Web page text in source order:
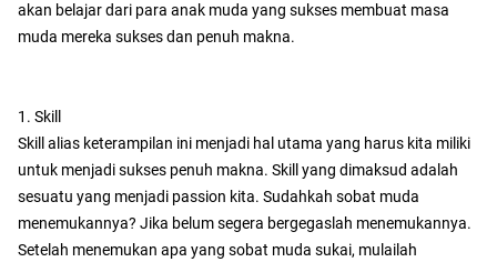
akan belajar dari para anak muda yang sukses membuat masa
muda mereka sukses dan penuh makna.
1. Skill
Skill alias keterampilan ini menjadi hal utama yang harus kita miliki
untuk menjadi sukses penuh makna. Skill yang dimaksud adalah
sesuatu yang menjadi passion kita. Sudahkah sobat muda
menemukannya? Jika belum segera bergegaslah menemukannya.
Setelah menemukan apa yang sobat muda sukai, mulailah